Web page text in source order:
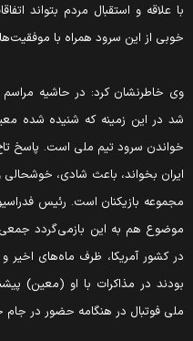
علاقه و استقبال مردم بتواند
از این سرود همراه با
خاطرنشان کرد: در حاشیه مراسم
در این زمینه که شنیده شده
سرود تیم ملی است. پاسخ تاج
بخواند، باعث شادی، خوشحالی و
بازیکنان است. رئیس
هم به این بازمی‌گردد جمعی
کشور آمریکا، ظرف ماه‌های اخیر و
در مذاکرات با او (معین)
فوتبال در هنگامه حضور در جام